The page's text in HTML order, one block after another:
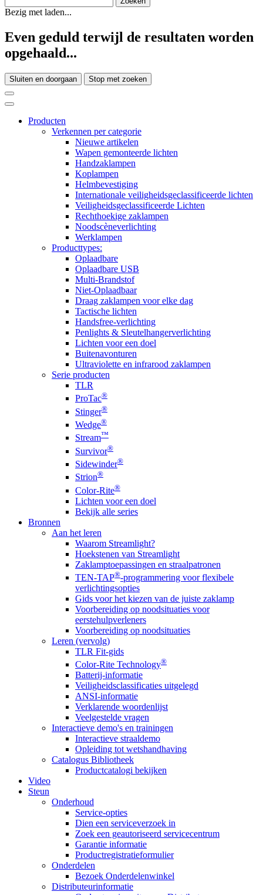
Bezig met laden...
Even geduld terwijl de resultaten worden
opgehaald...
Sluiten en doorgaan Stop met zoeken
Producten
Verkennen per categorie
Nieuwe artikelen
Wapen gemonteerde lichten
Handzaklampen
Koplampen
Helmbevestiging
Internationale veiligheidsgeclassificeerde lichten
Veiligheidsgeclassificeerde Lichten
Rechthoekige zaklampen
Noodscèneverlichting
Werklampen
Producttypes:
Oplaadbare
Oplaadbare USB
Multi-Brandstof
Niet-Oplaadbaar
Draag zaklampen voor elke dag
Tactische lichten
Handsfree-verlichting
Penlights & Sleutelhangerverlichting
Lichten voor een doel
Buitenavonturen
Ultraviolette en infrarood zaklampen
Serie producten
TLR
ProTac®
Stinger®
Wedge®
Stream™
Survivor®
Sidewinder®
Strion®
Color-Rite®
Lichten voor een doel
Bekijk alle series
Bronnen
Aan het leren
Waarom Streamlight?
Hoekstenen van Streamlight
Zaklamptoepassingen en straalpatronen
TEN-TAP®-programmering voor flexibele
verlichtingsopties
Gids voor het kiezen van de juiste zaklamp
Voorbereiding op noodsituaties voor
eerstehulpverleners
Voorbereiding op noodsituaties
Leren (vervolg)
TLR Fit-gids
Color-Rite Technology®
Batterij-informatie
Veiligheidsclassificaties uitgelegd
ANSI-informatie
Verklarende woordenlijst
Veelgestelde vragen
Interactieve demo's en trainingen
Interactieve straaldemo
Opleiding tot wetshandhaving
Catalogus Bibliotheek
Productcatalogi bekijken
Video
Steun
Onderhoud
Service-opties
Dien een serviceverzoek in
Zoek een geautoriseerd servicecentrum
Garantie informatie
Productregistratieformulier
Onderdelen
Bezoek Onderdelenwinkel
Distributeurinformatie